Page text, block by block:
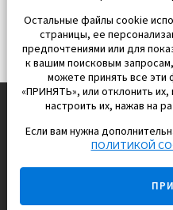
EUROPISOL 2002 S.L.
Строим и продаем дома
для счастливой жизни в
Остальные файлы cookie
страницы, ее
предпочтениями или для
к вашим поисковым
можете принять все
«ПРИНЯТЬ», или отклонить
настроить их, нажав на
Если вам нужна
ПОЛИТИКОЙ